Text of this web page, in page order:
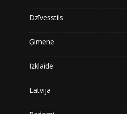
Dzīvesstils
Ģimene
Izklaide
Latvijā